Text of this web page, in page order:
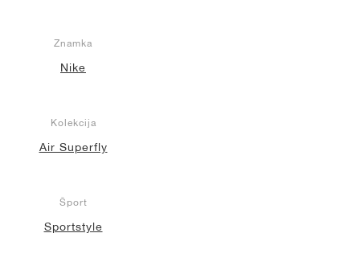
Znamka
Nike
Kolekcija
Air Superfly
Šport
Sportstyle